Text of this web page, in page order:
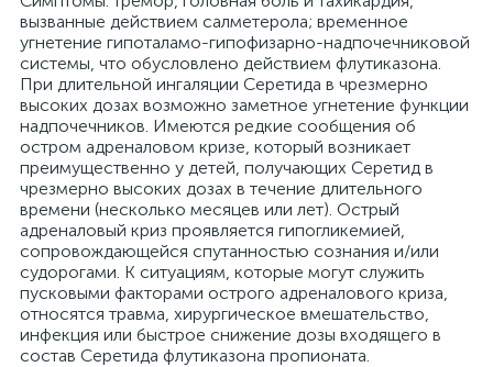
вызванные действием салметерола; временное
угнетение гипоталамо-гипофизарно-надпочечниковой
системы, что обусловлено действием флутиказона.
При длительной ингаляции Серетида в чрезмерно
высоких дозах возможно заметное угнетение функции
надпочечников. Имеются редкие сообщения об
остром адреналовом кризе, который возникает
преимущественно у детей, получающих Серетид в
чрезмерно высоких дозах в течение длительного
времени (несколько месяцев или лет). Острый
адреналовый криз проявляется гипогликемией,
сопровождающейся спутанностью сознания и/или
судорогами. К ситуациям, которые могут служить
пусковыми факторами острого адреналового криза,
относятся травма, хирургическое вмешательство,
инфекция или быстрое снижение дозы входящего в
состав Серетида флутиказона пропионата.